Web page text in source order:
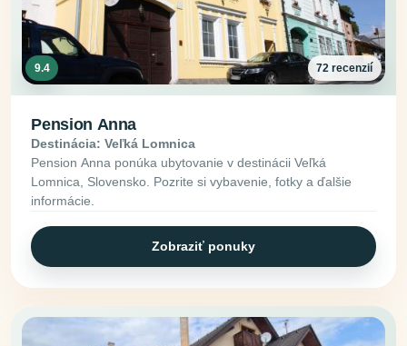
9.4 72 recenzií
Pension Anna
Destinácia: Veľká Lomnica
Pension Anna ponúka ubytovanie v destinácii Veľká
Lomnica, Slovensko. Pozrite si vybavenie, fotky a ďalšie
informácie.
Zobraziť ponuky